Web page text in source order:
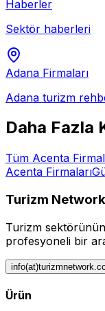
Haberler
Sektör haberleri
Adana Firmaları
Adana turizm
Daha Fazla
Tüm Acenta
Acenta Firmaları
Turizm Network
Turizm
profesyoneli bir
Ürün